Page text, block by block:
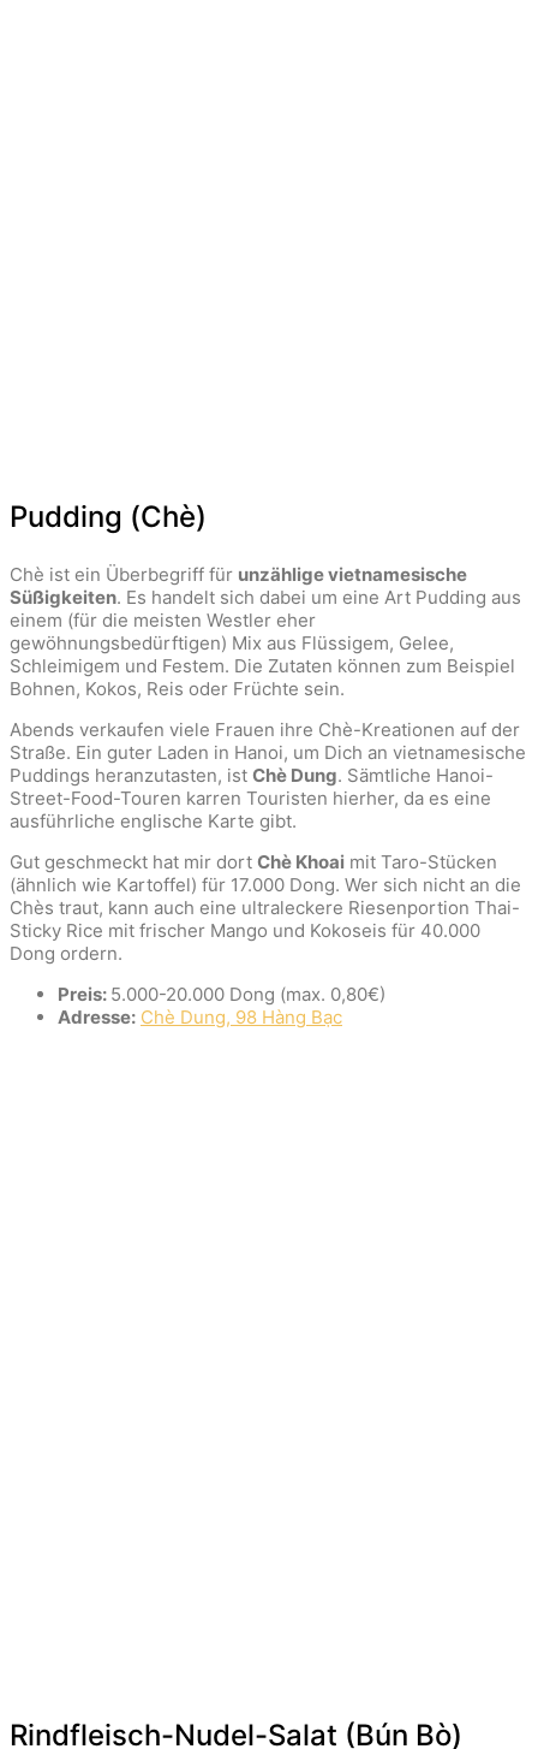
Pudding (Chè)
Chè ist ein Überbegriff für unzählige vietnamesische
Süßigkeiten. Es handelt sich dabei um eine Art Pudding aus
einem (für die meisten Westler eher
gewöhnungsbedürftigen) Mix aus Flüssigem, Gelee,
Schleimigem und Festem. Die Zutaten können zum Beispiel
Bohnen, Kokos, Reis oder Früchte sein.
Abends verkaufen viele Frauen ihre Chè-Kreationen auf der
Straße. Ein guter Laden in Hanoi, um Dich an vietnamesische
Puddings heranzutasten, ist Chè Dung. Sämtliche Hanoi-
Street-Food-Touren karren Touristen hierher, da es eine
ausführliche englische Karte gibt.
Gut geschmeckt hat mir dort Chè Khoai mit Taro-Stücken
(ähnlich wie Kartoffel) für 17.000 Dong. Wer sich nicht an die
Chès traut, kann auch eine ultraleckere Riesenportion Thai-
Sticky Rice mit frischer Mango und Kokoseis für 40.000
Dong ordern.
Preis: 5.000-20.000 Dong (max. 0,80€)
Adresse: Chè Dung, 98 Hàng Bạc
Rindfleisch-Nudel-Salat (Bún Bò)